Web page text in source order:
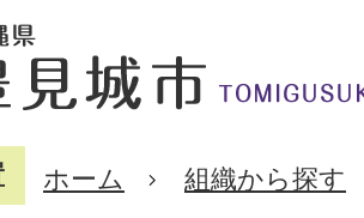
ホーム 組織から探す